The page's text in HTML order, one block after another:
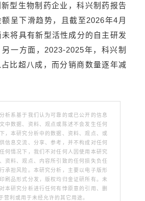
型生物制药企业，科兴制药报告
呈下滑趋势，且截至2026年4月
将具有新型活性成分的自主研发
一方面，2023-2025年，科兴制
比超八成，而分销商数量逐年减
析系基于我们认为可靠的或已公开的信息
中数据、资料、观点或陈述不会发生任何
，本研究分析中的数据、资料、观点、或
信息交流、分享、参考，并不构成对任何
何情况下，我们不对任何人因使用本研究
资料、观点、内容所引致的任何损失负任
承担风险。本研究分析，主要以电子版形
刷品形式分发，版权均归金证研所有。未
本研究分析进行任何有悖原意的引用、删
营利或用于未经允许的其它用途。